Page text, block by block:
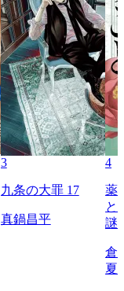
3
九条の大罪 17
真鍋昌平
4
薬
と
謎
倉
夏